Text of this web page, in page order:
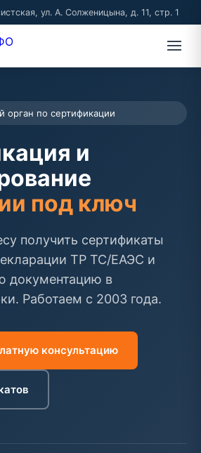
ул. А. Солженицына, д. 11, стр. 1
орган по сертификации
и
под ключ
получить сертификаты
ТР ТС/ЕАЭС и
документацию в
Работаем с 2003 года.
консультацию